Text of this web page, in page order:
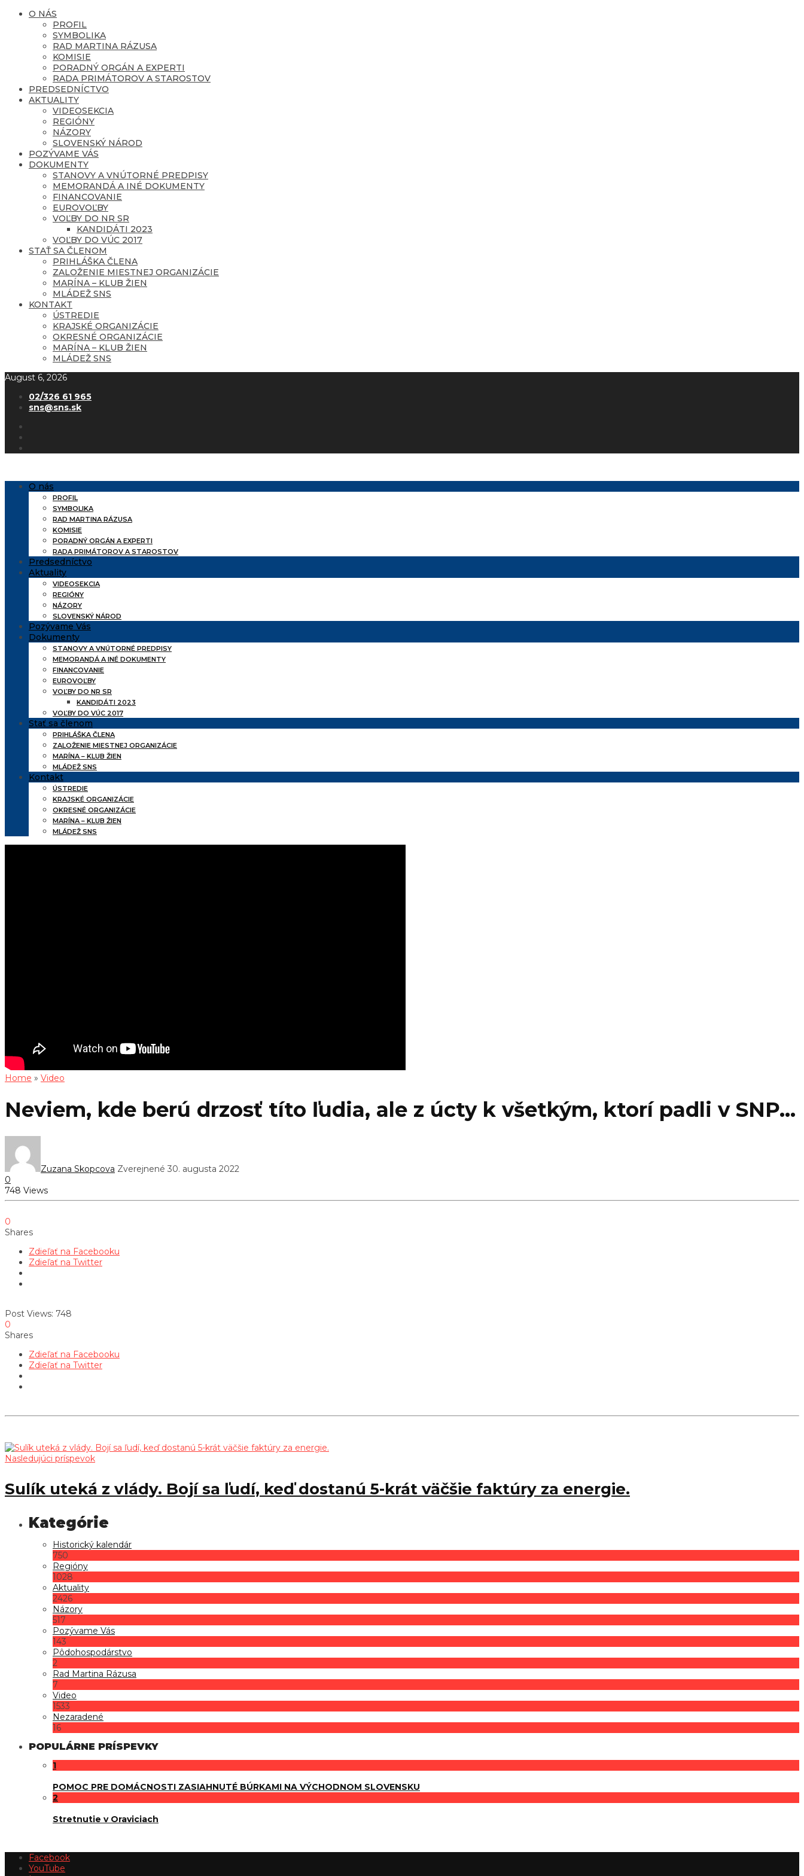
O NÁS
PROFIL
SYMBOLIKA
RAD MARTINA RÁZUSA
KOMISIE
PORADNÝ ORGÁN A EXPERTI
RADA PRIMÁTOROV A STAROSTOV
PREDSEDNÍCTVO
AKTUALITY
VIDEOSEKCIA
REGIÓNY
NÁZORY
SLOVENSKÝ NÁROD
POZÝVAME VÁS
DOKUMENTY
STANOVY A VNÚTORNÉ PREDPISY
MEMORANDÁ A INÉ DOKUMENTY
FINANCOVANIE
EUROVOĽBY
VOĽBY DO NR SR
KANDIDÁTI 2023
VOĽBY DO VÚC 2017
STAŤ SA ČLENOM
PRIHLÁŠKA ČLENA
ZALOŽENIE MIESTNEJ ORGANIZÁCIE
MARÍNA – KLUB ŽIEN
MLÁDEŽ SNS
KONTAKT
ÚSTREDIE
KRAJSKÉ ORGANIZÁCIE
OKRESNÉ ORGANIZÁCIE
MARÍNA – KLUB ŽIEN
MLÁDEŽ SNS
August 6, 2026
02/326 61 965
sns@sns.sk
O nás
PROFIL
SYMBOLIKA
RAD MARTINA RÁZUSA
KOMISIE
PORADNÝ ORGÁN A EXPERTI
RADA PRIMÁTOROV A STAROSTOV
Predsedníctvo
Aktuality
VIDEOSEKCIA
REGIÓNY
NÁZORY
SLOVENSKÝ NÁROD
Pozývame Vás
Dokumenty
STANOVY A VNÚTORNÉ PREDPISY
MEMORANDÁ A INÉ DOKUMENTY
FINANCOVANIE
EUROVOĽBY
VOĽBY DO NR SR
KANDIDÁTI 2023
VOĽBY DO VÚC 2017
Stať sa členom
PRIHLÁŠKA ČLENA
ZALOŽENIE MIESTNEJ ORGANIZÁCIE
MARÍNA – KLUB ŽIEN
MLÁDEŽ SNS
Kontakt
ÚSTREDIE
KRAJSKÉ ORGANIZÁCIE
OKRESNÉ ORGANIZÁCIE
MARÍNA – KLUB ŽIEN
MLÁDEŽ SNS
Home » Video
Neviem, kde berú drzosť títo ľudia, ale z úcty k všetkým, ktorí padli v SNP…
Zuzana Skopcova Zverejnené 30. augusta 2022
0
748 Views
0
Shares
Zdieľať na Facebooku
Zdieľať na Twitter
Post Views: 748
0
Shares
Zdieľať na Facebooku
Zdieľať na Twitter
Nasledujúci príspevok
Sulík uteká z vlády. Bojí sa ľudí, keď dostanú 5-krát väčšie faktúry za energie.
Historický kalendár
750
Regióny
1028
Aktuality
2426
Názory
517
Pozývame Vás
143
Pôdohospodárstvo
2
Rad Martina Rázusa
7
Video
1533
Nezaradené
16
POPULÁRNE PRÍSPEVKY
1
POMOC PRE DOMÁCNOSTI ZASIAHNUTÉ BÚRKAMI NA VÝCHODNOM SLOVENSKU
2
Stretnutie v Oraviciach
Facebook
YouTube